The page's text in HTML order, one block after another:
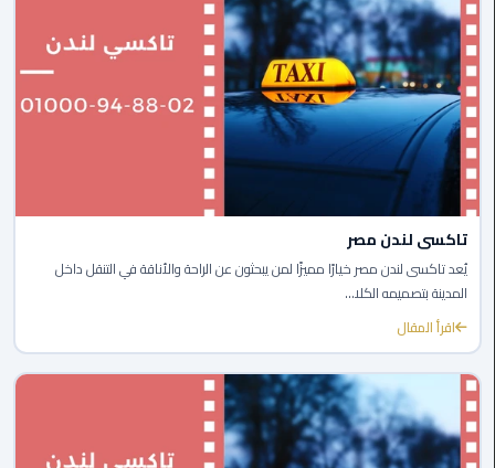
ليموزين
اسكندرية
ليموزين
الساحل
الشمالي
خدمة
اهلا
مطار
القاهرة
ليموزين
ليموزين
مرسيدس
تاكسى لندن مصر
يُعد تاكسى لندن مصر خيارًا مميزًا لمن يبحثون عن الراحة والأناقة في التنقل داخل
المدينة بتصميمه الكلا...
اقرأ المقال